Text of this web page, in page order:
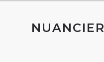
NUANCIER